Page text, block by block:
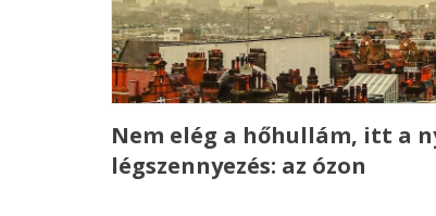
Nem elég a hőhullám, itt a
légszennyezés: az ózon